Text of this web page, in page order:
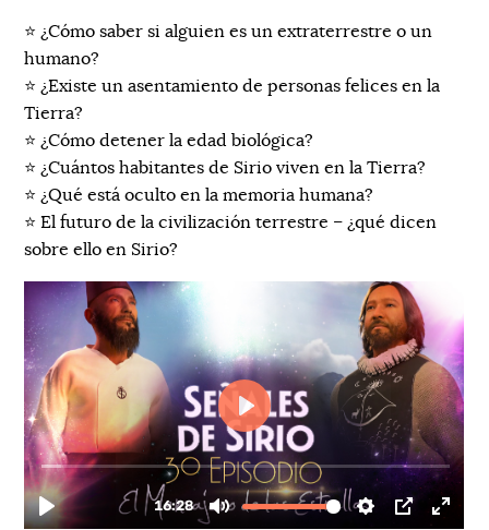
⭐️ ¿Cómo saber si alguien es un extraterrestre o un
humano?
⭐️ ¿Existe un asentamiento de personas felices en la
Tierra?
⭐️ ¿Cómo detener la edad biológica?
⭐️ ¿Cuántos habitantes de Sirio viven en la Tierra?
⭐️ ¿Qué está oculto en la memoria humana?
⭐️ El futuro de la civilización terrestre – ¿qué dicen
sobre ello en Sirio?